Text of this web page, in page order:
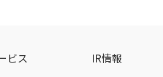
ビス IR情報